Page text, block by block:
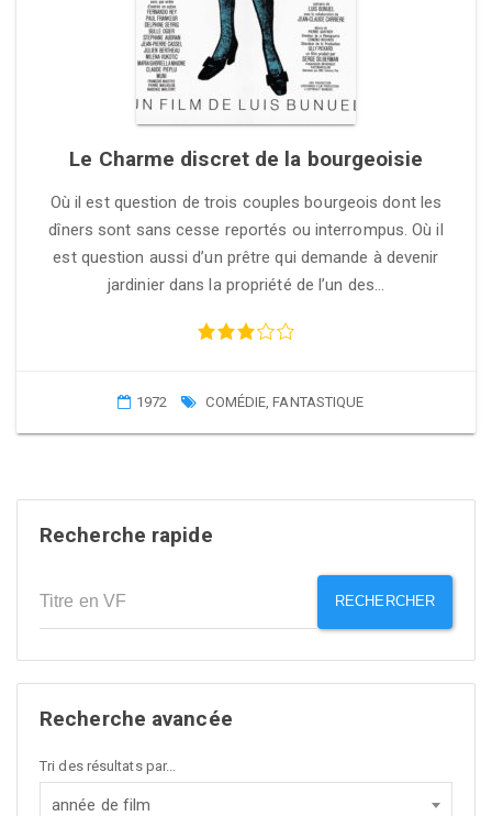
Le Charme discret de la bourgeoisie
Où il est question de trois couples bourgeois dont les
dîners sont sans cesse reportés ou interrompus. Où il
est question aussi d’un prêtre qui demande à devenir
jardinier dans la propriété de l’un des…
1972 COMÉDIE,FANTASTIQUE
Recherche rapide
RECHERCHER
Recherche avancée
Tri des résultats par...
année de film